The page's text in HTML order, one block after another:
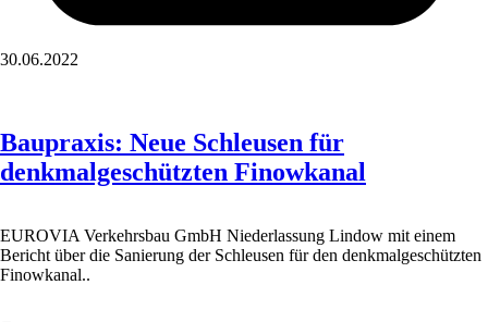
30.06.2022
Baupraxis: Neue Schleusen für
denkmalgeschützten Finowkanal
EUROVIA Verkehrsbau GmbH Niederlassung Lindow mit einem
Bericht über die Sanierung der Schleusen für den denkmalgeschützten
Finowkanal..